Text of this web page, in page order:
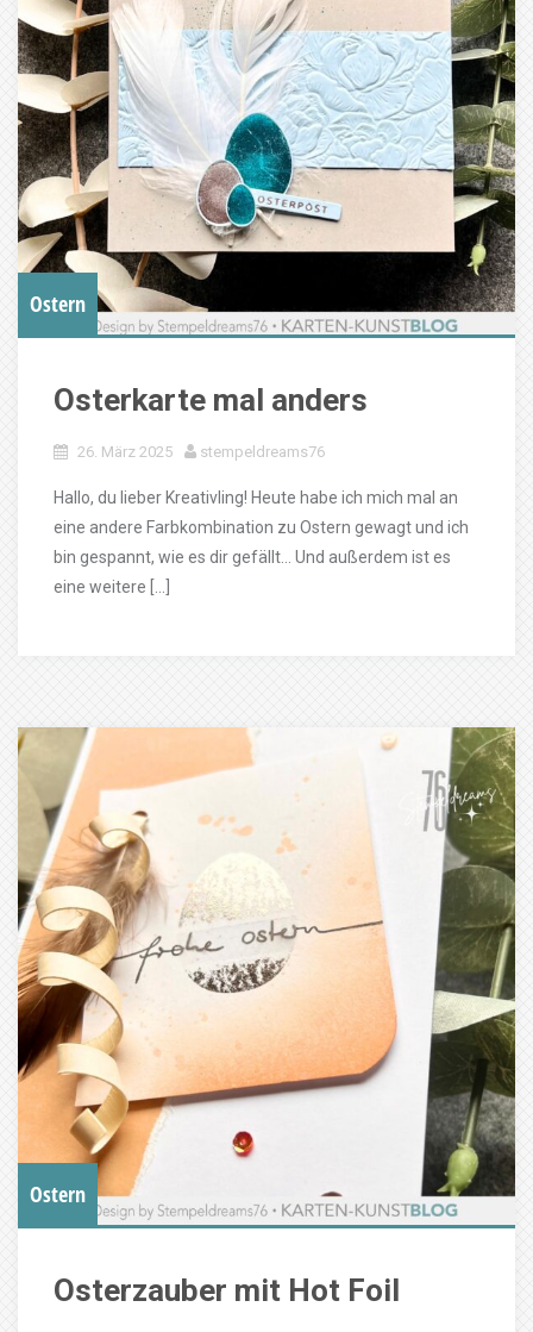
Ostern
Osterkarte mal anders
26. März 2025 stempeldreams76
Hallo, du lieber Kreativling! Heute habe ich mich mal an
eine andere Farbkombination zu Ostern gewagt und ich
bin gespannt, wie es dir gefällt… Und außerdem ist es
eine weitere […]
Ostern
Osterzauber mit Hot Foil